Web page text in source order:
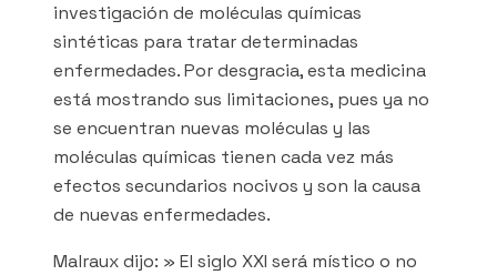
investigación de moléculas químicas
sintéticas para tratar determinadas
enfermedades. Por desgracia, esta medicina
está mostrando sus limitaciones, pues ya no
se encuentran nuevas moléculas y las
moléculas químicas tienen cada vez más
efectos secundarios nocivos y son la causa
de nuevas enfermedades.
Malraux dijo: » El siglo XXI será místico o no